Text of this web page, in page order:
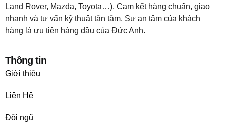
Land Rover, Mazda, Toyota…). Cam kết hàng chuẩn, giao
nhanh và tư vấn kỹ thuật tận tâm. Sự an tâm của khách
hàng là ưu tiên hàng đầu của Đức Anh.
Thông tin
Giới thiệu
Liên Hệ
Đội ngũ